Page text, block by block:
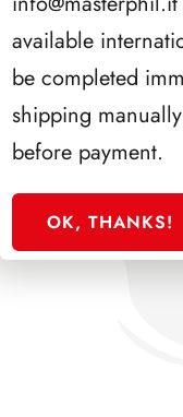
available
be completed
shipping
before payment.
OK, THANKS!